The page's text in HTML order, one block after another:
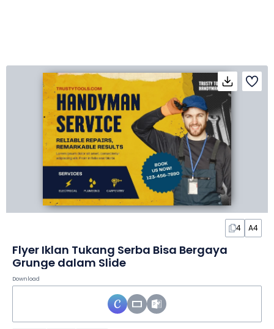
4 A4
Flyer Iklan Tukang Serba Bisa Bergaya
Grunge dalam Slide
Download